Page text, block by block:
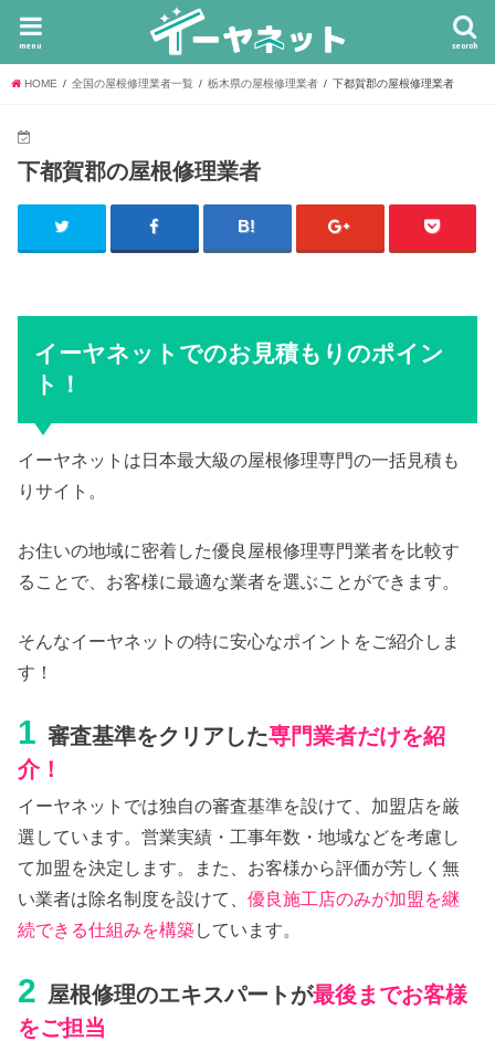
search
menu
HOME 全国の屋根修理業者一覧 栃木県の屋根修理業者 下都賀郡の屋根修理業者
下都賀郡の屋根修理業者
イーヤネットでのお見積もりのポイン
ト！
イーヤネットは日本最大級の屋根修理専門の一括見積も
りサイト。
お住いの地域に密着した優良屋根修理専門業者を比較す
ることで、お客様に最適な業者を選ぶことができます。
そんなイーヤネットの特に安心なポイントをご紹介しま
す！
1 審査基準をクリアした専門業者だけを紹
介！
イーヤネットでは独自の審査基準を設けて、加盟店を厳
選しています。営業実績・工事年数・地域などを考慮し
て加盟を決定します。また、お客様から評価が芳しく無
い業者は除名制度を設けて、優良施工店のみが加盟を継
続できる仕組みを構築しています。
2 屋根修理のエキスパートが最後までお客様
をご担当